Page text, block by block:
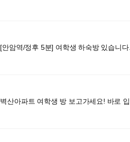
[안암역/정후 5분] 여학생 하숙방 있습니다
벽산아파트 여학생 방 보고가세요! 바로